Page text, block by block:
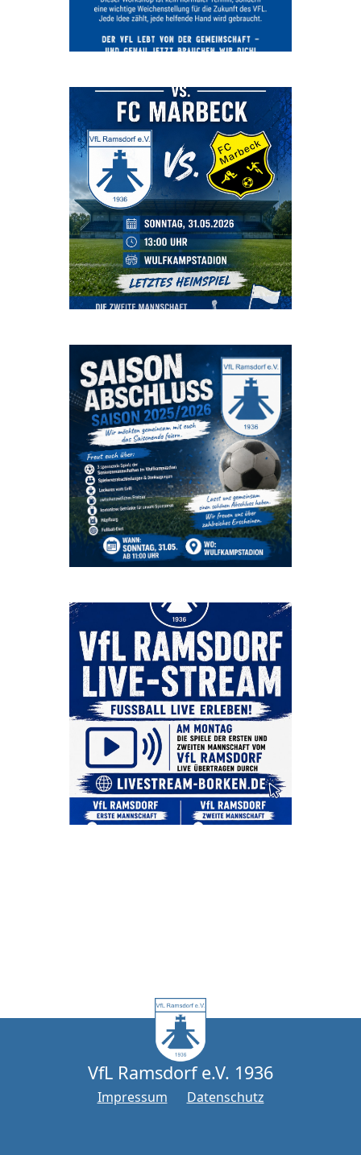
Beitrag auf Instagram ansehen
Beitrag auf Instagram ansehen
Beitrag auf Instagram ansehen
VfL Ramsdorf e.V. 1936
Impressum Datenschutz